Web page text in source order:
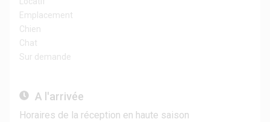
Emplacement
Chien
Chat
Sur demande
A l'arrivée
Horaires de la réception en haute saison